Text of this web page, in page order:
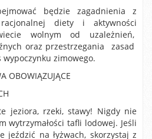
będzie zagadnienia z
diety i aktywności
wolnym od uzależnień,
oraz przestrzegania zasad
zimowego.
OBOWIĄZUJĄCE
jeziora, rzeki, stawy! Nigdy nie
wytrzymałości tafli lodowej. Jeśli
jeździć na łyżwach, skorzystaj z